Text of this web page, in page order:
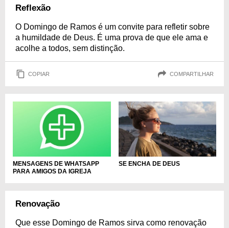
Reflexão
O Domingo de Ramos é um convite para refletir sobre
a humildade de Deus. É uma prova de que ele ama e
acolhe a todos, sem distinção.
COPIAR COMPARTILHAR
MENSAGENS DE WHATSAPP
PARA AMIGOS DA IGREJA
SE ENCHA DE DEUS
Renovação
Que esse Domingo de Ramos sirva como renovação